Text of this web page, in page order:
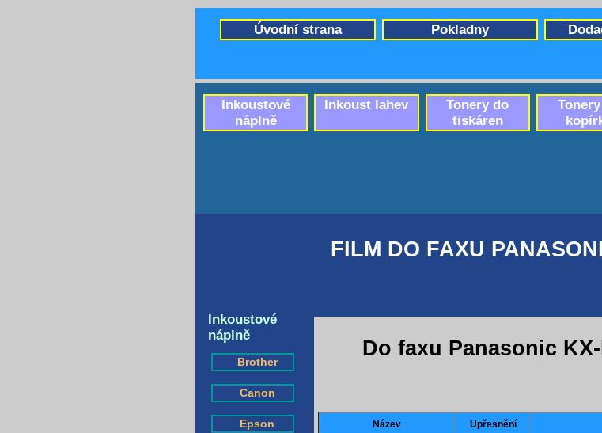
FILM DO FAXU
Do faxu Panasonic
Inkoustové
náplně
Brother
Canon
Epson Název Upřesnění
Pokladny
Úvodní strana
Tonery do
tiskáren
Inkoust lahev
Inkoustové
náplně